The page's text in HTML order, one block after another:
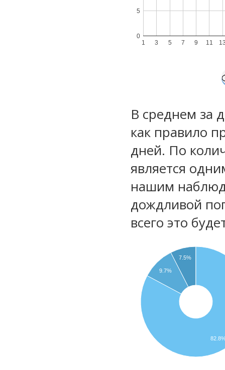
1 3 5 7 9 11
0
5
В среднем за
как правило
дней. По
является
нашим
дождливой
всего это
7.5%
9.7%